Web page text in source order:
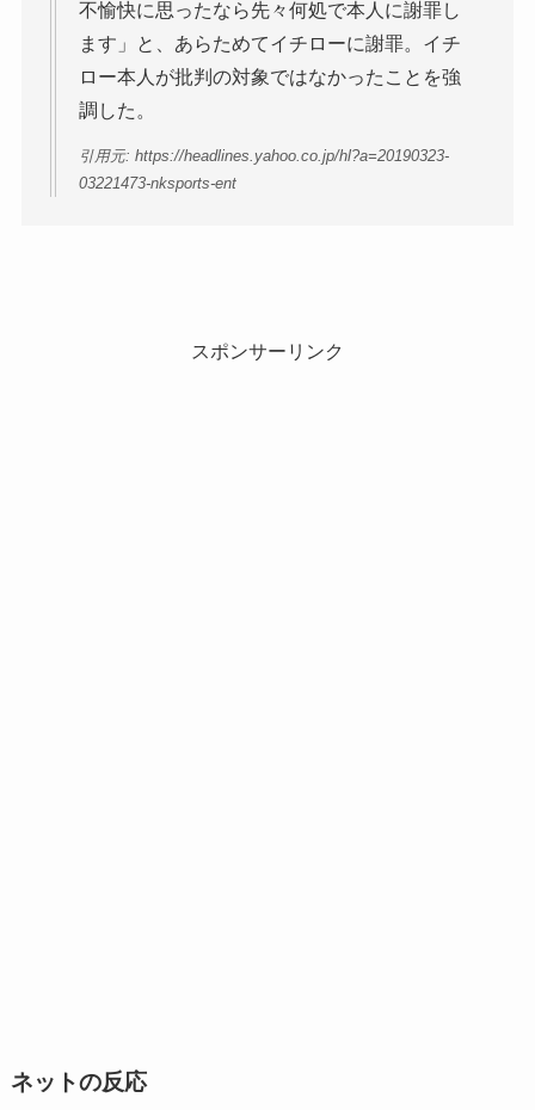
不愉快に思ったなら先々何処で本人に謝罪し
ます」と、あらためてイチローに謝罪。イチ
ロー本人が批判の対象ではなかったことを強
調した。
引用元: https://headlines.yahoo.co.jp/hl?a=20190323-
03221473-nksports-ent
スポンサーリンク
ネットの反応